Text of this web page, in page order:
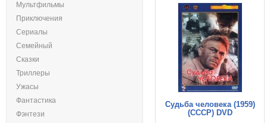
Судьба человека (1959)
(СССР) DVD
Мультфильмы
Приключения
Сериалы
Семейный
Сказки
Триллеры
Ужасы
Фантастика
Фэнтези